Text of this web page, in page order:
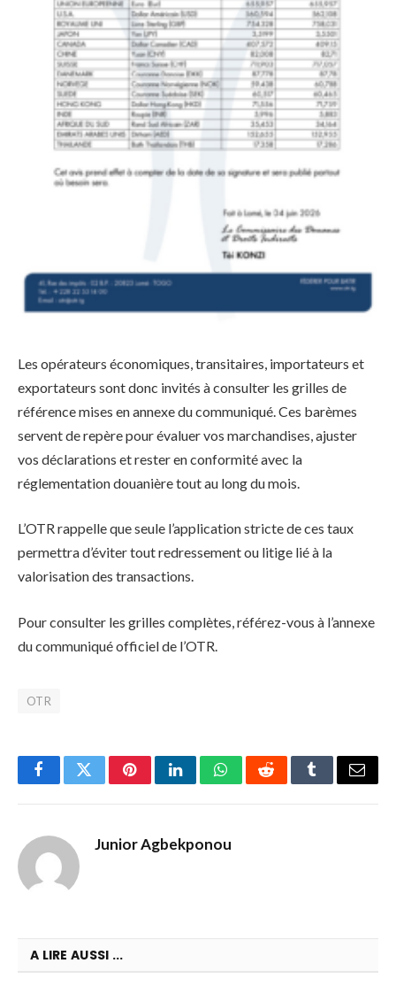
Les opérateurs économiques, transitaires, importateurs et
exportateurs sont donc invités à consulter les grilles de
référence mises en annexe du communiqué. Ces barèmes
servent de repère pour évaluer vos marchandises, ajuster
vos déclarations et rester en conformité avec la
réglementation douanière tout au long du mois.
L’OTR rappelle que seule l’application stricte de ces taux
permettra d’éviter tout redressement ou litige lié à la
valorisation des transactions.
Pour consulter les grilles complètes, référez-vous à l’annexe
du communiqué officiel de l’OTR.
OTR
FacebookTwitterPinterestLinkedInWhatsAppRedditTumblrEmail
Junior Agbekponou
A LIRE AUSSI ...